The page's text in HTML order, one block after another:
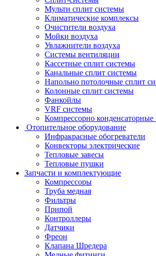
Мульти сплит системы
Климатические комплексы
Очистители воздуха
Мойки воздуха
Увлажнители воздуха
Системы вентиляции
Кассетные сплит системы
Канальные сплит системы
Напольно потолочные сплит
Колонные сплит системы
Фанкойлы
VRF системы
Компрессорно конденсаторные
Отопительное оборудование
Инфракрасные обогреватели
Конвекторы электрические
Тепловые завесы
Тепловые пушки
Запчасти и комплектующие
Компрессоры
Труба медная
Фильтры
Припой
Контроллеры
Датчики
Фреон
Клапана Шредера